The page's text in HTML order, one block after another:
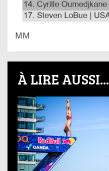
MM
À LIRE AUSSI...